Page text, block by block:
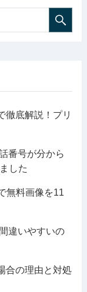
徹底解説！プリ
番号が分から
した
無料画像を11
違いやすいの
合の理由と対処